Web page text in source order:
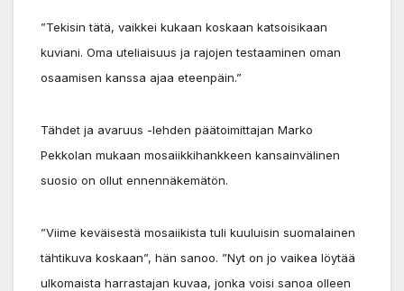
”Tekisin tätä, vaikkei kukaan koskaan katsoisikaan
kuviani. Oma uteliaisuus ja rajojen testaaminen oman
osaamisen kanssa ajaa eteenpäin.”
Tähdet ja avaruus -lehden päätoimittajan Marko
Pekkolan mukaan mosaiikkihankkeen kansainvälinen
suosio on ollut ennennäkemätön.
”Viime keväisestä mosaiikista tuli kuuluisin suomalainen
tähtikuva koskaan”, hän sanoo. ”Nyt on jo vaikea löytää
ulkomaista harrastajan kuvaa, jonka voisi sanoa olleen